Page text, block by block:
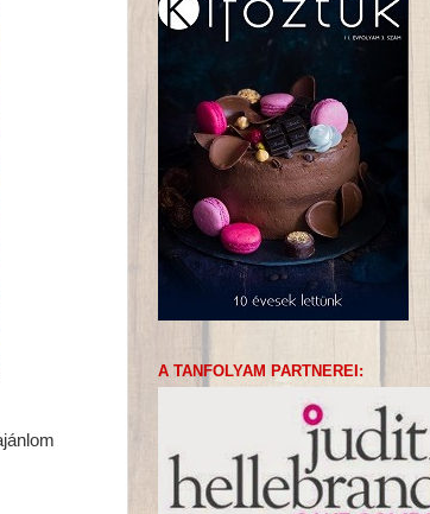
A TANFOLYAM PARTNEREI: